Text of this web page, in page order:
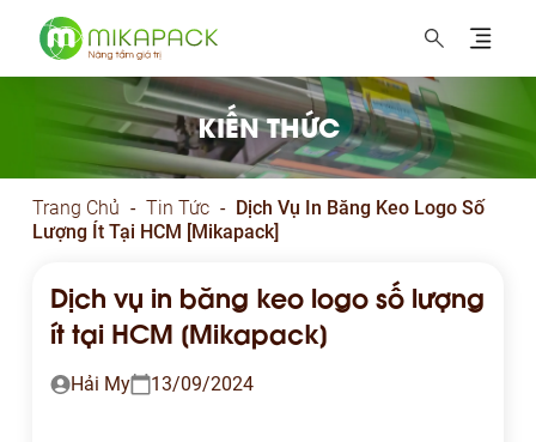
MIKAPACK Nâng tầm thương hiệu
KIẾN THỨC
Trang Chủ - Tin Tức - Dịch Vụ In Băng Keo Logo Số
Lượng Ít Tại HCM [Mikapack]
Dịch vụ in băng keo logo số lượng
ít tại HCM [Mikapack]
Hải My 13/09/2024